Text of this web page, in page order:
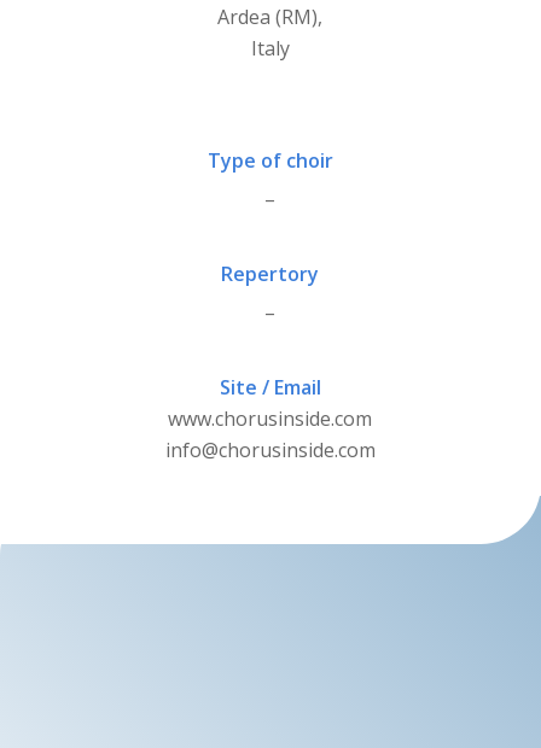
Ardea (RM),
Italy
Type of choir
Repertory
Site / Email
www.chorusinside.com
info@chorusinside.com